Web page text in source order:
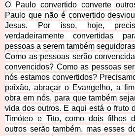
O Paulo convertido converte
Paulo que não é convertido
Jesus. Por isso, hoje,
verdadeiramente convertidas
pessoas a serem também
Como as pessoas serão
convencidos? Como as pessoas
nós estamos convertidos?
paixão, abraçar o Evangelho, a
obra em nós, para que também
vida dos outros. E aqui está o fruto
Timóteo e Tito, como dois filhos
outros serão também, mas esses